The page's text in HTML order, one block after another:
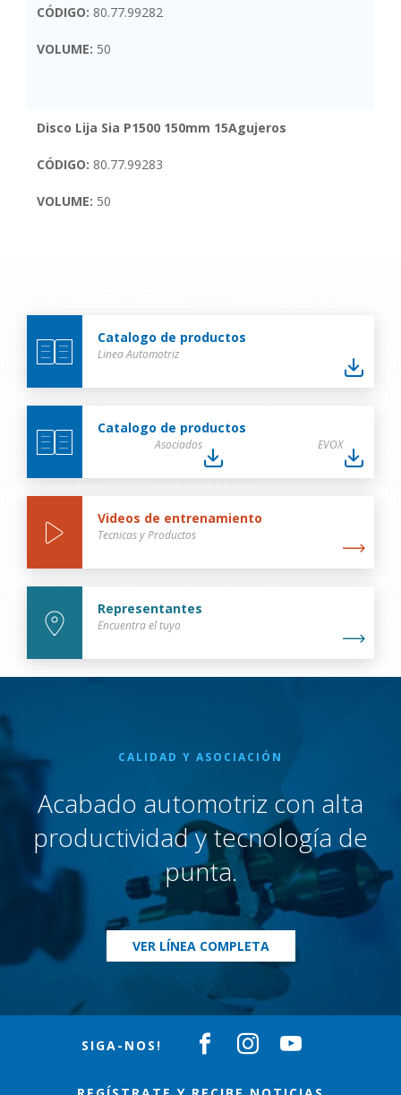
CÓDIGO: 80.77.99282
VOLUME: 50
Disco Lija Sia P1500 150mm 15Agujeros
CÓDIGO: 80.77.99283
VOLUME: 50
Catalogo de productos
Linea Automotriz
Catalogo de productos
Asociados EVOX
Videos de entrenamiento
Tecnicas y Productos
Representantes
Encuentra el tuyo
CALIDAD Y ASOCIACIÓN
Acabado automotriz con alta
productividad y tecnología de
punta.
VER LÍNEA COMPLETA
SIGA-NOS!